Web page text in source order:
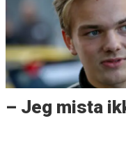
– Jeg mista